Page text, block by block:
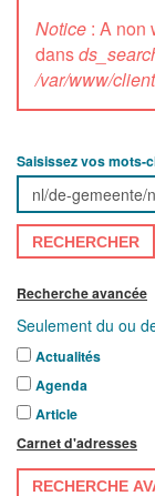
Notice : A non
dans
/var/www/
Saisissez vos mots-
RECHERCHER
Recherche avancée
Seulement du ou
Actualités
Agenda
Article
Carnet d'adresses
RECHERCHE